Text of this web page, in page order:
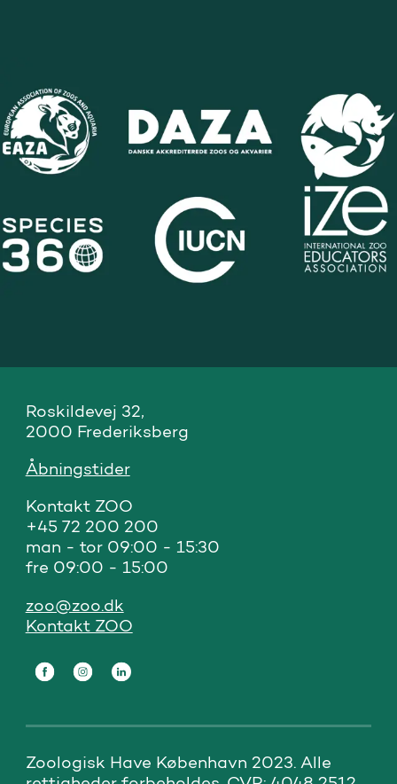
Roskildevej 32,
2000 Frederiksberg
Åbningstider
Kontakt ZOO
+45 72 200 200
man - tor 09:00 - 15:30
fre 09:00 - 15:00
zoo@zoo.dk
Kontakt ZOO
Zoologisk Have København 2023. Alle